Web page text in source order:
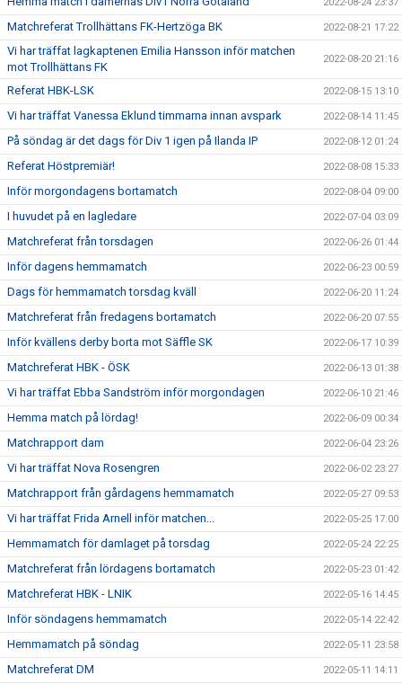
Matchreferat Trollhättans FK-Hertzöga BK 2022-08-21 17:22
Vi har träffat lagkaptenen Emilia Hansson inför matchen
mot Trollhättans FK
2022-08-20 21:16
Referat HBK-LSK 2022-08-15 13:10
Vi har träffat Vanessa Eklund timmarna innan avspark 2022-08-14 11:45
På söndag är det dags för Div 1 igen på Ilanda IP 2022-08-12 01:24
Referat Höstpremiär! 2022-08-08 15:33
Inför morgondagens bortamatch 2022-08-04 09:00
I huvudet på en lagledare 2022-07-04 03:09
Matchreferat från torsdagen 2022-06-26 01:44
Inför dagens hemmamatch 2022-06-23 00:59
Dags för hemmamatch torsdag kväll 2022-06-20 11:24
Matchreferat från fredagens bortamatch 2022-06-20 07:55
Inför kvällens derby borta mot Säffle SK 2022-06-17 10:39
Matchreferat HBK - ÖSK 2022-06-13 01:38
Vi har träffat Ebba Sandström inför morgondagen 2022-06-10 21:46
Hemma match på lördag! 2022-06-09 00:34
Matchrapport dam 2022-06-04 23:26
Vi har träffat Nova Rosengren 2022-06-02 23:27
Matchrapport från gårdagens hemmamatch 2022-05-27 09:53
Vi har träffat Frida Arnell inför matchen... 2022-05-25 17:00
Hemmamatch för damlaget på torsdag 2022-05-24 22:25
Matchreferat från lördagens bortamatch 2022-05-23 01:42
Matchreferat HBK - LNIK 2022-05-16 14:45
Inför söndagens hemmamatch 2022-05-14 22:42
Hemmamatch på söndag 2022-05-11 23:58
Matchreferat DM 2022-05-11 14:11